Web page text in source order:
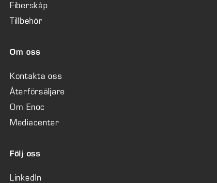
Fiberskåp
Tillbehör
Om oss
Kontakta oss
Återförsäljare
Om Enoc
Mediacenter
Följ oss
LinkedIn